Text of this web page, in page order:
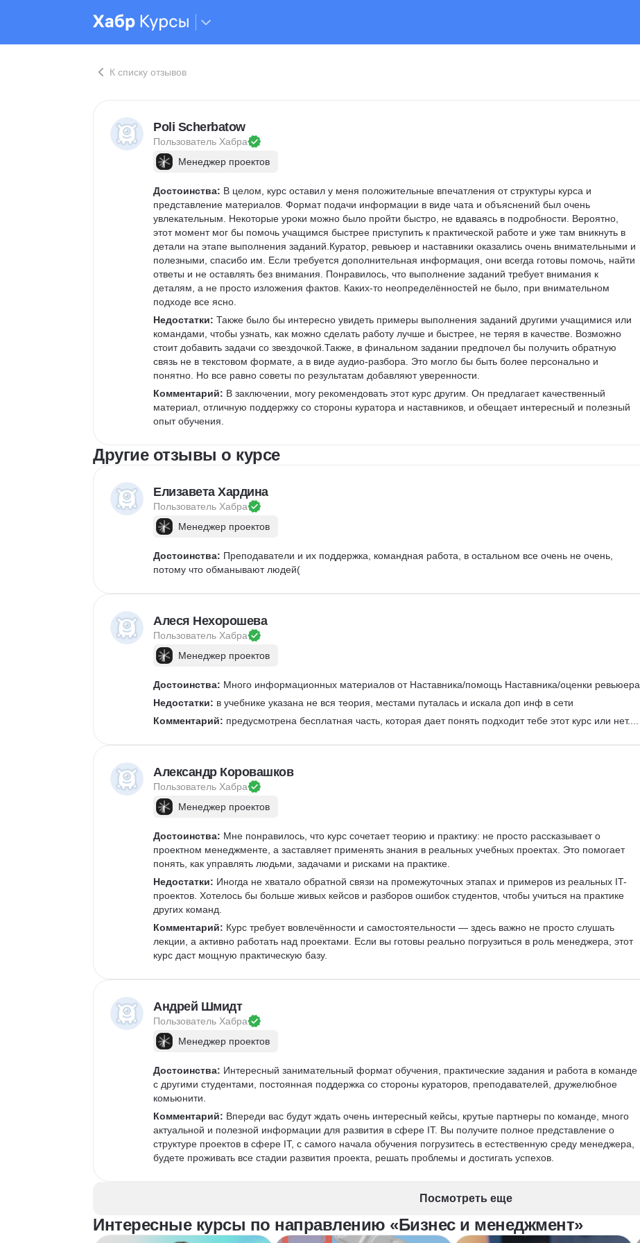
К списку отзывов
Poli Scherbatow
Пользователь Хабра
Менеджер проектов
Достоинства: В целом, курс оставил у меня положительные впечатления от структуры курса и
представление материалов. Формат подачи информации в виде чата и объяснений был очень
увлекательным. Некоторые уроки можно было пройти быстро, не вдаваясь в подробности. Вероятно,
этот момент мог бы помочь учащимся быстрее приступить к практической работе и уже там вникнуть в
детали на этапе выполнения заданий.Куратор, ревьюер и наставники оказались очень внимательными и
полезными, спасибо им. Если требуется дополнительная информация, они всегда готовы помочь, найти
ответы и не оставлять без внимания. Понравилось, что выполнение заданий требует внимания к
деталям, а не просто изложения фактов. Каких-то неопределённостей не было, при внимательном
подходе все ясно.
Недостатки: Также было бы интересно увидеть примеры выполнения заданий другими учащимися или
командами, чтобы узнать, как можно сделать работу лучше и быстрее, не теряя в качестве. Возможно
стоит добавить задачи со звездочкой.Также, в финальном задании предпочел бы получить обратную
связь не в текстовом формате, а в виде аудио-разбора. Это могло бы быть более персонально и
понятно. Но все равно советы по результатам добавляют уверенности.
Комментарий: В заключении, могу рекомендовать этот курс другим. Он предлагает качественный
материал, отличную поддержку со стороны куратора и наставников, и обещает интересный и полезный
опыт обучения.
Другие отзывы о курсе
Елизавета Хардина
Пользователь Хабра
Менеджер проектов
Достоинства: Преподаватели и их поддержка, командная работа, в остальном все очень не очень,
потому что обманывают людей(
Алеся Нехорошева
Пользователь Хабра
Менеджер проектов
Достоинства: Много информационных материалов от Наставника/помощь Наставника/оценки ревьюера
Недостатки: в учебнике указана не вся теория, местами путалась и искала доп инф в сети
Комментарий: предусмотрена бесплатная часть, которая дает понять подходит тебе этот курс или нет....
Александр Коровашков
Пользователь Хабра
Менеджер проектов
Достоинства: Мне понравилось, что курс сочетает теорию и практику: не просто рассказывает о
проектном менеджменте, а заставляет применять знания в реальных учебных проектах. Это помогает
понять, как управлять людьми, задачами и рисками на практике.
Недостатки: Иногда не хватало обратной связи на промежуточных этапах и примеров из реальных IT-
проектов. Хотелось бы больше живых кейсов и разборов ошибок студентов, чтобы учиться на практике
других команд.
Комментарий: Курс требует вовлечённости и самостоятельности — здесь важно не просто слушать
лекции, а активно работать над проектами. Если вы готовы реально погрузиться в роль менеджера, этот
курс даст мощную практическую базу.
Андрей Шмидт
Пользователь Хабра
Менеджер проектов
Достоинства: Интересный занимательный формат обучения, практические задания и работа в команде
с другими студентами, постоянная поддержка со стороны кураторов, преподавателей, дружелюбное
комьюнити.
Комментарий: Впереди вас будут ждать очень интересный кейсы, крутые партнеры по команде, много
актуальной и полезной информации для развития в сфере IT. Вы получите полное представление о
структуре проектов в сфере IT, с самого начала обучения погрузитесь в естественную среду менеджера,
будете проживать все стадии развития проекта, решать проблемы и достигать успехов.
Посмотреть еще
Интересные курсы по направлению «Бизнес и менеджмент»